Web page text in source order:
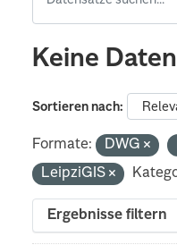
Keine
Sortieren nach
Formate: DWG
LeipziGIS
Ergebnisse filtern